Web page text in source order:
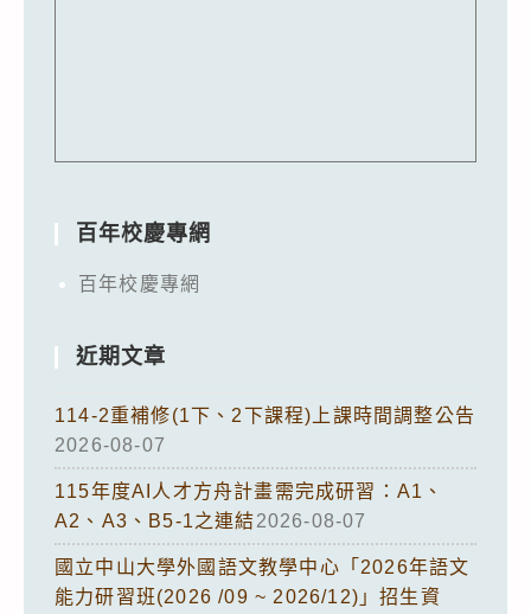
百年校慶專網
百年校慶專網
近期文章
114-2重補修(1下、2下課程)上課時間調整公告
2026-08-07
115年度AI人才方舟計畫需完成研習：A1、
A2、A3、B5-1之連結2026-08-07
國立中山大學外國語文教學中心「2026年語文
能力研習班(2026 /09 ~ 2026/12)」招生資